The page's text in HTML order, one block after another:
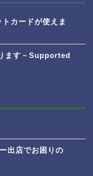
カードが使えま
ます－Supported
出店でお困りの